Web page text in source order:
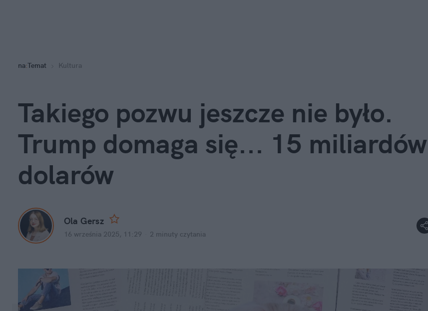
na:Temat Kultura
Takiego pozwu jeszcze nie było.
Trump domaga się... 15 miliardów
dolarów
Ola Gersz
16 września 2025, 11:29 2 minuty czytania